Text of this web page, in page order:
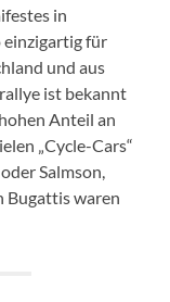
in
einzigartig für
und aus
ist bekannt
Anteil an
„Cycle-Cars“
Salmson,
Bugattis waren